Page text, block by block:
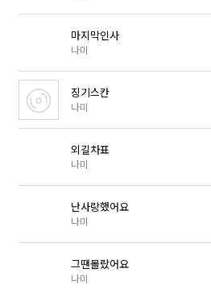
마지막인사
나미
징기스칸
나미
외길차표
나미
난사랑했어요
나미
그땐몰랐어요
나미